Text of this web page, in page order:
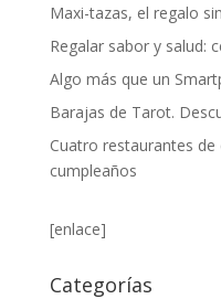
Maxi-tazas, el regalo
Regalar sabor y salud:
Algo más que un
Barajas de Tarot.
Cuatro restaurantes de
cumpleaños
[enlace]
Categorías